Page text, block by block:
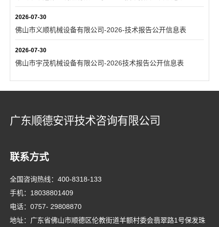
2026-07-30
佛山市义顺机械设备有限公司-2026-技术报告公开信息表
2026-07-30
佛山市宇茂机械设备有限公司-2026技术报告公开信息表
广东顺德安评技术咨询有限公司
联系方式
全国咨询热线： 400-8318-133
手机： 18038801409
电话： 0757- 29808870
地址：广东省佛山市顺德区伦教街道羊额村委会翡翠路1号保发珠